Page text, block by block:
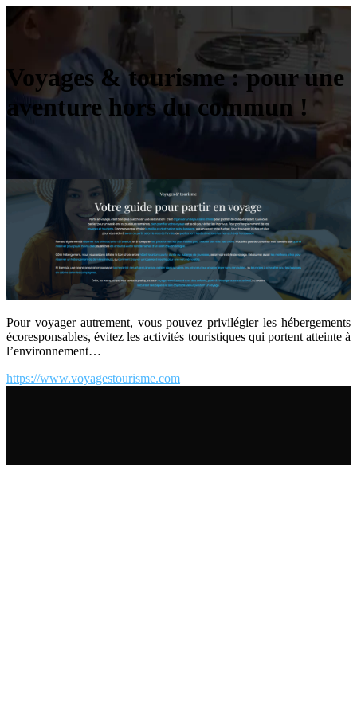
Voyages & tourisme : pour une
aventure hors du commun !
Pour voyager autrement, vous pouvez privilégier les hébergements
écoresponsables, évitez les activités touristiques qui portent atteinte à
l’environnement…
https://www.voyagestourisme.com